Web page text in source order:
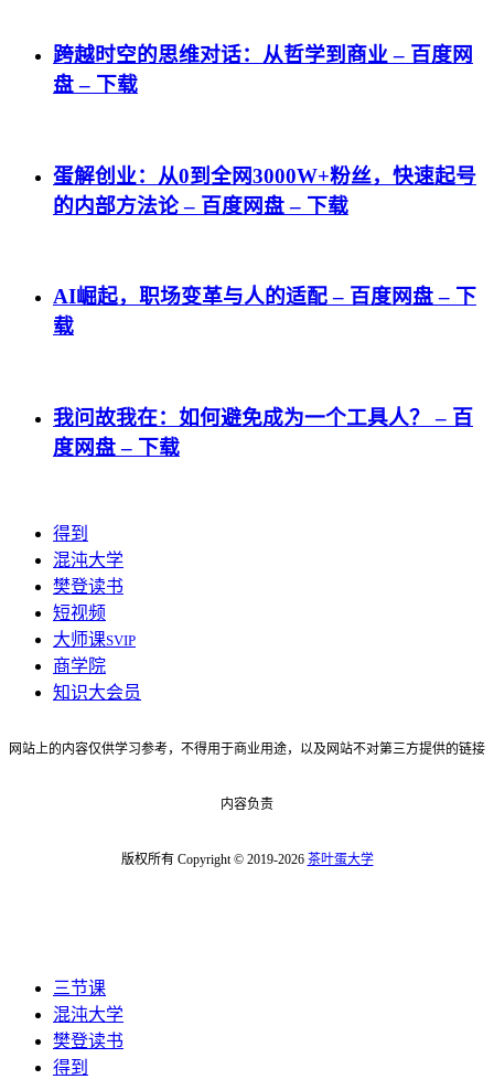
跨越时空的思维对话：从哲学到商业 – 百度网
盘 – 下载
蛋解创业：从0到全网3000W+粉丝，快速起号
的内部方法论 – 百度网盘 – 下载
AI崛起，职场变革与人的适配 – 百度网盘 – 下
载
我问故我在：如何避免成为一个工具人？ – 百
度网盘 – 下载
得到
混沌大学
樊登读书
短视频
大师课SVIP
商学院
知识大会员
网站上的内容仅供学习参考，不得用于商业用途，以及网站不对第三方提供的链接
内容负责
版权所有 Copyright © 2019-2026 茶叶蛋大学
三节课
混沌大学
樊登读书
得到